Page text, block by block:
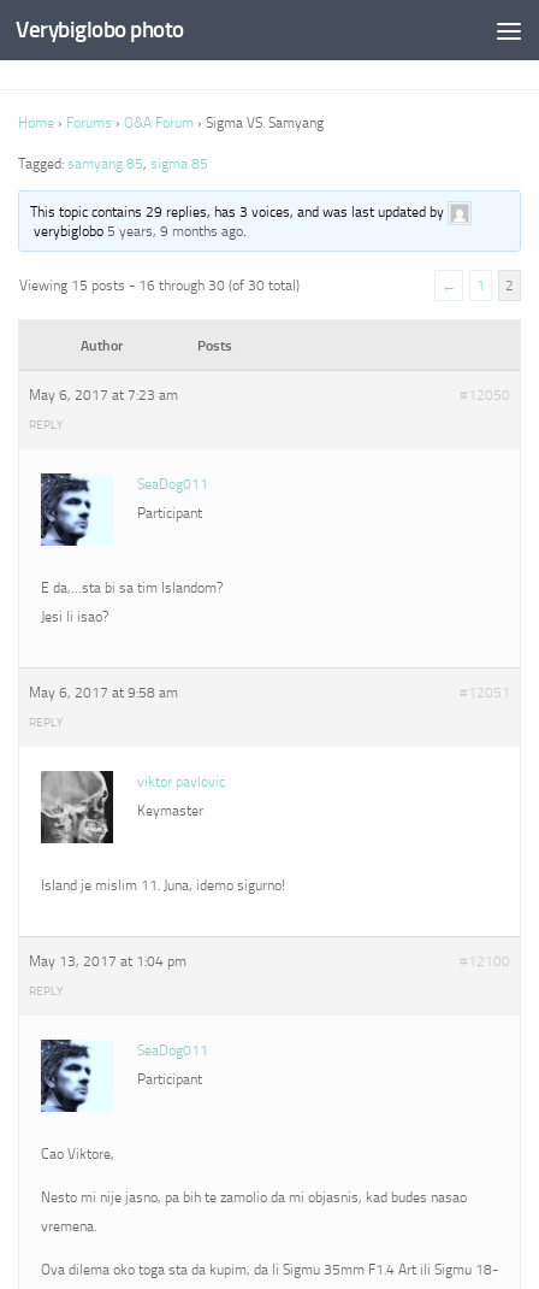
Verybiglobo photo
Home › Forums › Q&A Forum › Sigma VS. Samyang
Tagged: samyang 85, sigma 85
This topic contains 29 replies, has 3 voices, and was last updated by
verybiglobo 5 years, 9 months ago.
Viewing 15 posts - 16 through 30 (of 30 total) ← 1 2
Author Posts
May 6, 2017 at 7:23 am #12050
REPLY
SeaDog011
Participant
E da,…sta bi sa tim Islandom?
Jesi li isao?
May 6, 2017 at 9:58 am #12051
REPLY
viktor pavlovic
Keymaster
Island je mislim 11. Juna, idemo sigurno!
May 13, 2017 at 1:04 pm #12100
REPLY
SeaDog011
Participant
Cao Viktore,
Nesto mi nije jasno, pa bih te zamolio da mi objasnis, kad budes nasao
vremena.
Ova dilema oko toga sta da kupim, da li Sigmu 35mm F1.4 Art ili Sigmu 18-